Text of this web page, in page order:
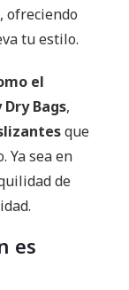
ofreciendo
tu estilo.
el
Bags,
que
Ya sea en
de
es